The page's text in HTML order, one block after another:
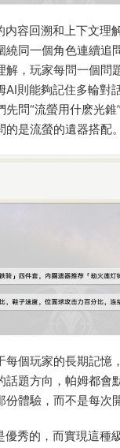
内容回溯和上下文理
繞同一個角色連續追
解，玩家每問一個問
AI則能夠記住多輪對
問“流螢用什麽光錐
是流螢的遺器搭配。
每個玩家的長期記憶
話題方向，帕姆都會
體驗，而不是每次
優秀的，而實現這種